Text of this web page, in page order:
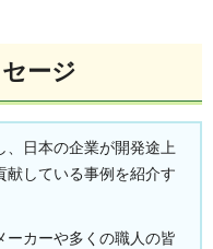
ージ
日本の企業が開発途上
献している事例を紹介す
ーカーや多くの職人の皆